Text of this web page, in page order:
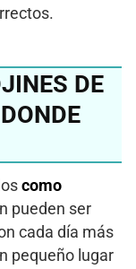
DE
como
pueden ser
cada día más
pequeño lugar